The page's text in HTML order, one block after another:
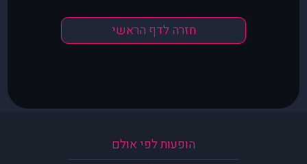
חזרה לדף הראשי
הופעות לפי אולם